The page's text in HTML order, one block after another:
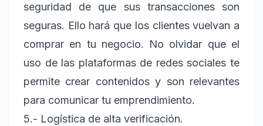
seguridad de que sus transacciones son
seguras. Ello hará que los clientes vuelvan a
comprar en tu negocio. No olvidar que el
uso de las plataformas de redes sociales te
permite crear contenidos y son relevantes
para comunicar tu emprendimiento.
5.- Logística de alta verificación.